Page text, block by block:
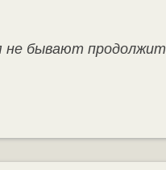
не бывают